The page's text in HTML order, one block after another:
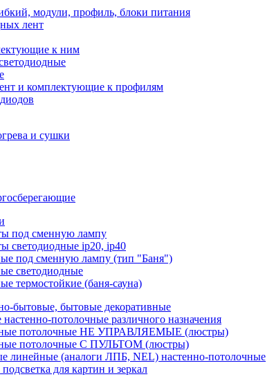
модули, профиль, блоки питания
лент
к ним
и комплектующие к профилям
и сушки
под сменную лампу
светодиодные ip20, ip40
под сменную лампу (тип "Баня")
светодиодные
термостойкие (баня-сауна)
бытовые, бытовые декоративные
потолочные различного назначения
потолочные НЕ УПРАВЛЯЕМЫЕ (люстры)
потолочные С ПУЛЬТОМ (люстры)
линейные (аналоги ЛПБ, NEL) настенно-потолочные
для картин и зеркал